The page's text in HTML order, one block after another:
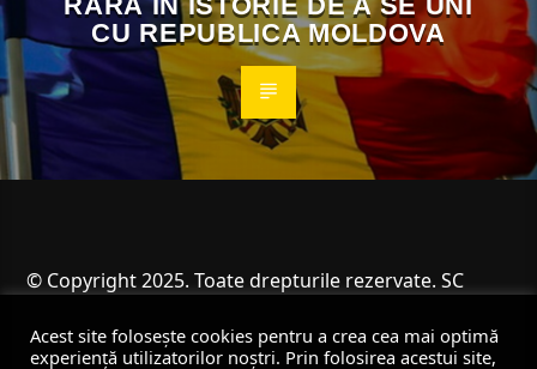
CU REPUBLICA MOLDOVA
© Copyright 2025. Toate drepturile rezervate. SC
Acest site folosește cookies pentru a crea cea mai optimă
experiență utilizatorilor noștri. Prin folosirea acestui site,